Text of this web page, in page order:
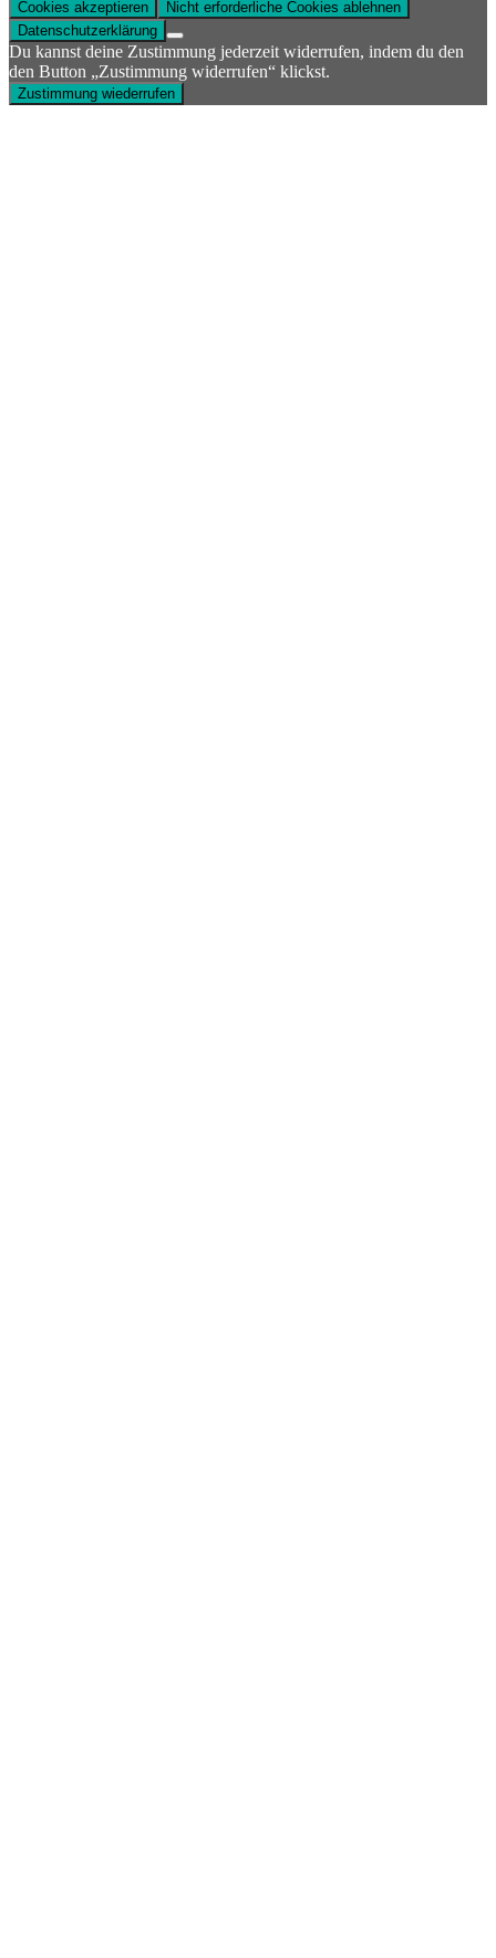
Cookies akzeptieren
Nicht erforderliche Cookies ablehnen
Datenschutzerklärung
Du kannst deine Zustimmung jederzeit widerrufen, indem du den
den Button „Zustimmung widerrufen“ klickst.
Zustimmung wiederrufen